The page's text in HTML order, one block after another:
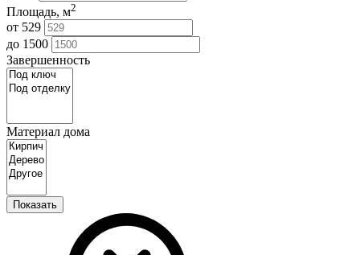
Площадь, м2
от 529
до 1500
Завершенность
Материал дома
Показать